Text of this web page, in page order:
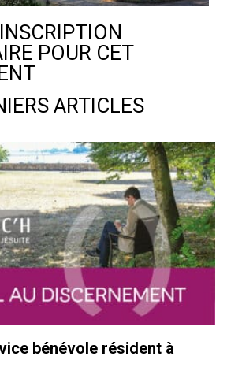
POUR CET
ARTICLES
bénévole résident à